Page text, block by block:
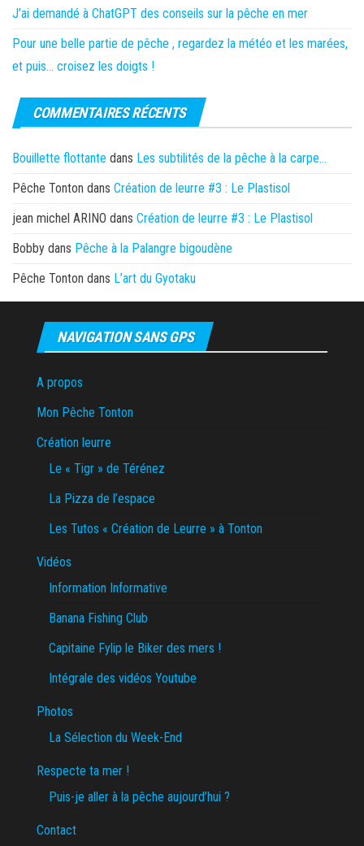
J’ai demandé à ChatGPT des conseils sur la pêche en mer
Pour une belle partie de pêche , regardez la météo et les marées,
et puis… croisez les doigts !
COMMENTAIRES RÉCENTS
Bouillette flottante dans Les subtilités de la pêche à la carpe…
Pêche Tonton dans Création de leurre #3 : Le Plastisol
jean michel ARINO dans Création de leurre #3 : Le Plastisol
Bobby dans Pêche à la Palangre bigoudène
Pêche Tonton dans L’art du Gyotaku
NAVIGATION SANS GPS
A propos
Mon Pêche Tonton
Création leurre
Le « Tigr » de Térénez
La Pizza de l’espace
Les Tutos « Création de Leurre » à Tonton
Vidéos
Information Informative
Banana Fishing Club
Capitaine Fylip le Biker des mers !
Intégrale des vidéos Youtube
Photos
La Sélection du Week-End
Respecte ta mer !
Puis-je aller à la pêche aujourd’hui ?
Contact